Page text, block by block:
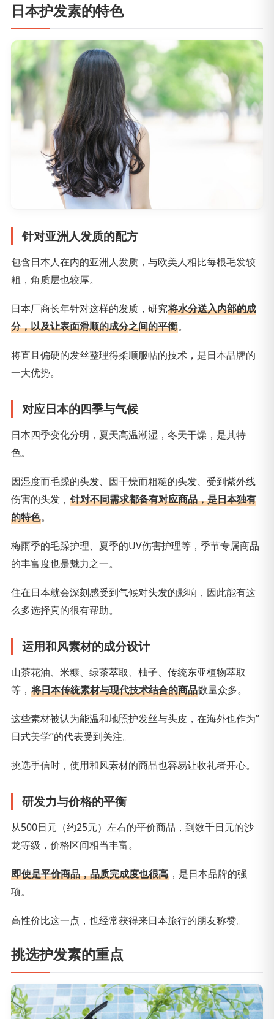
日本护发素的特色
针对亚洲人发质的配方
包含日本人在内的亚洲人发质，与欧美人相比每根毛发较
粗，角质层也较厚。
日本厂商长年针对这样的发质，研究将水分送入内部的成
分，以及让表面滑顺的成分之间的平衡。
将直且偏硬的发丝整理得柔顺服帖的技术，是日本品牌的
一大优势。
对应日本的四季与气候
日本四季变化分明，夏天高温潮湿，冬天干燥，是其特
色。
因湿度而毛躁的头发、因干燥而粗糙的头发、受到紫外线
伤害的头发， 针对不同需求都备有对应商品，是日本独有
的特色。
梅雨季的毛躁护理、夏季的UV伤害护理等，季节专属商品
的丰富度也是魅力之一。
住在日本就会深刻感受到气候对头发的影响，因此能有这
么多选择真的很有帮助。
运用和风素材的成分设计
山茶花油、米糠、绿茶萃取、柚子、传统东亚植物萃取
等， 将日本传统素材与现代技术结合的商品数量众多。
这些素材被认为能温和地照护发丝与头皮，在海外也作为”
日式美学”的代表受到关注。
挑选手信时，使用和风素材的商品也容易让收礼者开心。
研发力与价格的平衡
从500日元（约25元）左右的平价商品，到数千日元的沙
龙等级，价格区间相当丰富。
即使是平价商品，品质完成度也很高 ，是日本品牌的强
项。
高性价比这一点，也经常获得来日本旅行的朋友称赞。
挑选护发素的重点